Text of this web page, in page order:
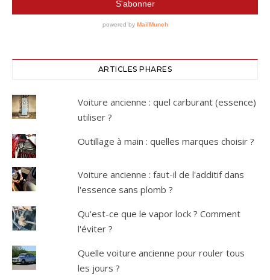
ARTICLES PHARES
Voiture ancienne : quel carburant (essence)
utiliser ?
Outillage à main : quelles marques choisir ?
Voiture ancienne : faut-il de l'additif dans
l'essence sans plomb ?
Qu'est-ce que le vapor lock ? Comment
l'éviter ?
Quelle voiture ancienne pour rouler tous
les jours ?